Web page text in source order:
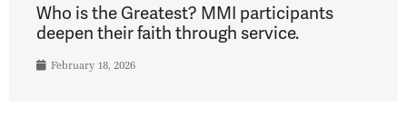
Who is the Greatest? MMI participants
deepen their faith through service.
February 18, 2026